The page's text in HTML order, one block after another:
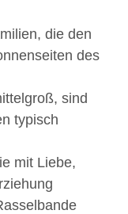
die den
des
sind
typisch
mit Liebe,